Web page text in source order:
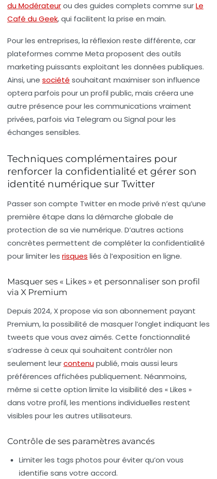
du Modérateurou des guides complets comme surLe
Café du Geek, qui facilitent la prise en main.
Pour les entreprises, la réflexion reste différente, car
plateformes comme Meta proposent des outils
marketing puissants exploitant les données publiques.
Ainsi, une société souhaitant maximiser son influence
optera parfois pour un profil public, mais créera une
autre présence pour les communications vraiment
privées, parfois via Telegram ou Signal pour les
échanges sensibles.
Techniques complémentaires pour
renforcer la confidentialité et gérer son
identité numérique sur Twitter
Passer son compte Twitter en mode privé n’est qu’une
première étape dans la démarche globale de
protection de sa vie numérique. D’autres actions
concrètes permettent de compléter la confidentialité
pour limiter les risques liés à l’exposition en ligne.
Masquer ses « Likes » et personnaliser son profil
via X Premium
Depuis 2024, X propose via son abonnement payant
Premium, la possibilité de masquer l’onglet indiquant les
tweets que vous avez aimés. Cette fonctionnalité
s’adresse à ceux qui souhaitent contrôler non
seulement leurcontenupublié, mais aussi leurs
préférences affichées publiquement. Néanmoins,
même si cette option limite la visibilité des « Likes »
dans votre profil, les mentions individuelles restent
visibles pour les autres utilisateurs.
Contrôle de ses paramètres avancés
Limiter les tags photos pour éviter qu’on vous
identifie sans votre accord.